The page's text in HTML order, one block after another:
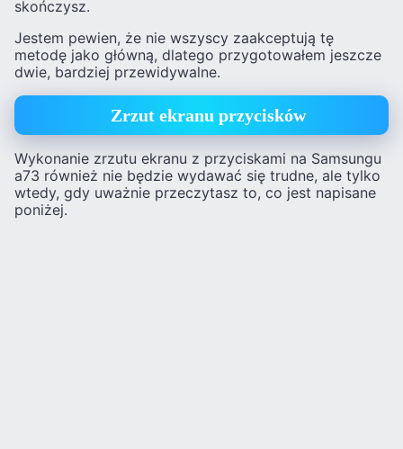
skończysz.
Jestem pewien, że nie wszyscy zaakceptują tę
metodę jako główną, dlatego przygotowałem jeszcze
dwie, bardziej przewidywalne.
Zrzut ekranu przycisków
Wykonanie zrzutu ekranu z przyciskami na Samsungu
a73 również nie będzie wydawać się trudne, ale tylko
wtedy, gdy uważnie przeczytasz to, co jest napisane
poniżej.